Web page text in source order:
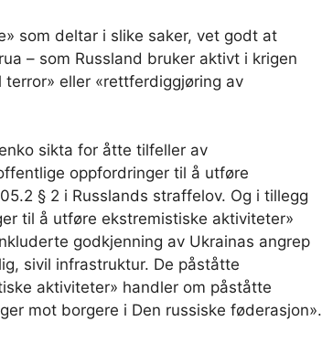
som deltar i slike saker, vet godt at
– som Russland bruker aktivt i krigen
eller «rettferdiggjøring av
sikta for åtte tilfeller av
oppfordringer til å utføre
§ 2 i Russlands straffelov. Og i tillegg
til å utføre ekstremistiske aktiviteter»
godkjenning av Ukrainas angrep
sivil infrastruktur. De påståtte
aktiviteter» handler om påståtte
mot borgere i Den russiske føderasjon».